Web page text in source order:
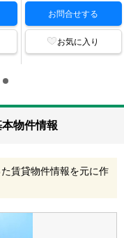
お問合せする
お気に入り
物件情報
賃貸物件情報を元に作